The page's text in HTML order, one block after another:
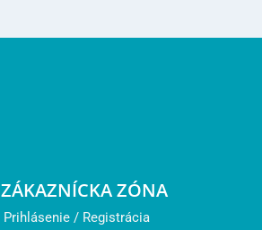
ZÁKAZNÍCKA ZÓNA
Prihlásenie / Registrácia